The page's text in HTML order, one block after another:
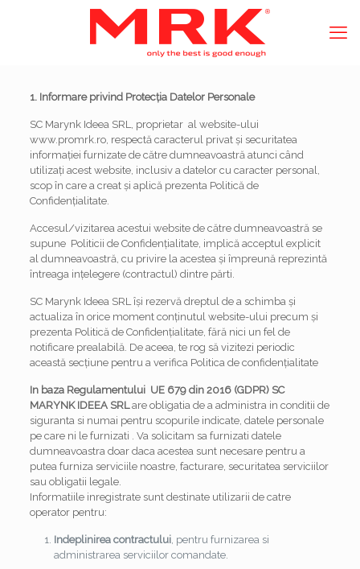
1. Informare privind Protecția Datelor Personale
SC Marynk Ideea SRL, proprietar al website-ului
www.promrk.ro, respectă caracterul privat și securitatea
informației furnizate de către dumneavoastră atunci când
utilizați acest website, inclusiv a datelor cu caracter personal,
scop în care a creat și aplică prezenta Politică de
Confidențialitate.
Accesul/vizitarea acestui website de către dumneavoastră se
supune Politicii de Confidențialitate, implică acceptul explicit
al dumneavoastră, cu privire la acestea și împreună reprezintă
întreaga ințelegere (contractul) dintre părti.
SC Marynk Ideea SRL își rezervă dreptul de a schimba și
actualiza în orice moment conținutul website-ului precum și
prezenta Politică de Confidențialitate, fără nici un fel de
notificare prealabilă. De aceea, te rog să vizitezi periodic
această secțiune pentru a verifica Politica de confidențialitate
In baza Regulamentului UE 679 din 2016 (GDPR) SC
MARYNK IDEEA SRL are obligatia de a administra in conditii de
siguranta si numai pentru scopurile indicate, datele personale
pe care ni le furnizati . Va solicitam sa furnizati datele
dumneavoastra doar daca acestea sunt necesare pentru a
putea furniza serviciile noastre, facturare, securitatea serviciilor
sau obligatii legale.
Informatiile inregistrate sunt destinate utilizarii de catre
operator pentru:
Indeplinirea contractului, pentru furnizarea si
administrarea serviciilor comandate.